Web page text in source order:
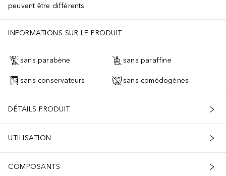
peuvent être différents
INFORMATIONS SUR LE PRODUIT
sans parabène sans paraffine
sans conservateurs sans comédogènes
DÉTAILS PRODUIT
UTILISATION
COMPOSANTS